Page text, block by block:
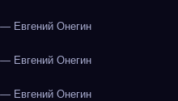
Евгений Онегин
Евгений Онегин
Евгений Онегин